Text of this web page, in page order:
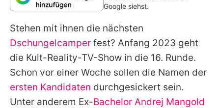
Promiflash Exklusiv
Alle Themen auf Promiflash
Jobs
App runterladen
Team
Google siehst.
Stehen mit ihnen die nächsten
Dschungelcamper fest? Anfang 2023 geht
die Kult-Reality-TV-Show in die 16. Runde.
Schon vor einer Woche sollen die Namen der
ersten Kandidaten durchgesickert sein.
Unter anderem Ex-Bachelor Andrej Mangold